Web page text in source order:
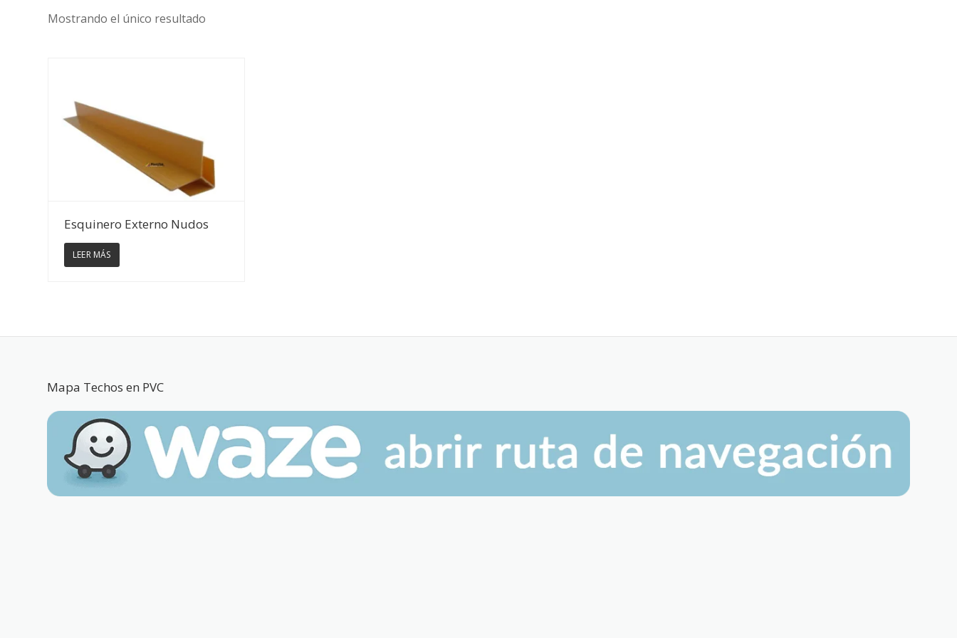
Mostrando el único resultado
Ver Detalles
Esquinero Externo Nudos
LEER MÁS
Mapa Techos en PVC